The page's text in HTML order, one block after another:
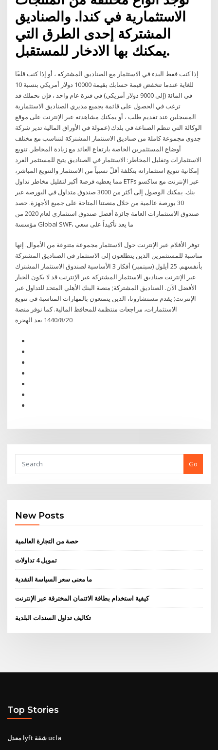
الاستثمارية في كندا. والصناديق
المشتركة إحدى الطرق التي
يمكنك بها الادخار للمستقبل.
إذا كنت فقط البدء في الاستثمار مع الصناديق المشتركة ، أو إذا كنت قلقًا
للغاية عندما تنخفض قيمة حسابك بقيمة 10000 دولار أمريكي بنسبة 10
في المائة (إلى 9000 دولار أمريكي) في فترة عام واحد ، فإن تحملك قد
ترغب في الحصول على قائمة بجميع مديري الصناديق الاستثمارية
المسجلين عند تقديم طلب ، أو يمكنك مشاهدته عبر الإنترنت على موقع
الوكالة التي تنظم الصناعة في بلدك (عمولة في الأوراق المالية تدير شركة
جدوى مجموعة كاملة من صناديق الاستثمار المشتركة لتتناسب مع مختلف
أوضاع المستثمرين الخاصة بارتفاع العائد مع زيادة المخاطر. تنويع
الاستثمارات وتقليل المخاطر: الاستثمار في الصناديق يتيح للمستثمر الفرد
إمكانية تنويع استثماراته بتكلفة أقلّ نسبياً من الاستثمار والتنويع المباشر،
مما يعطيه فرصة أكبر لتقليل مخاطر تداول ETFs عبر الإنترنت مع ساكسو
بنك. يمكنك الوصول إلى أكثر من 3000 صندوق متداول في البورصة عبر
30 بورصة عالمية من خلال منصتنا المتاحة على جميع الأجهزة. حصد
صندوق الاستثمارات العامة جائزة أفضل صندوق استثماري لعام 2020 من
مؤسسة Global SWF، ما يعد تأكيداً على سعي
توفر الأفلام عبر الإنترنت حول الاستثمار مجموعة متنوعة من الأموال. إنها
مناسبة للمستثمرين الذين يتطلعون إلى الاستثمار في الصناديق المشتركة
بأنفسهم. 25 أيلول (سبتمبر) أفكار 3 الأساسية لصندوق الاستثمار المشترك
عبر الإنترنت صناديق الاستثمار المشتركة عبر الإنترنت قد لا يكون الخيار
الأفضل الآن. الصناديق المشتركة; منصة البنك الأهلي المتحد للتداول عبر
الإنترنت; يقدم مستشارونا، الذين يتمتعون بالمهارات المناسبة في تنويع
الاستثمارات، مراجعات منتظمة للمحافظ المالية. كما نوفر منصة
20‏‏/8‏‏/1440 بعد الهجرة
Go
New Posts
حصة من التجارة العالمية
تمويل 4 تداولات
ما معنى سعر السياسة النقدية
كيفية استخدام بطاقة الائتمان المخترقة عبر الإنترنت
تكاليف تداول السندات البلدية
Top Stories
معدل lyft شقة ucla